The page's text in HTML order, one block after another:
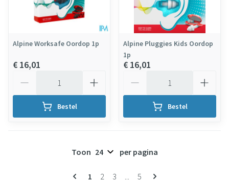
Alpine Worksafe Oordop 1p
€ 16,01
Bestel
Alpine Pluggies Kids Oordop
1p
€ 16,01
Bestel
Pagina's
U lees momenteel pagina
1 Pagina
2 Pagina
3 ... Pagina
5
Toon per pagina